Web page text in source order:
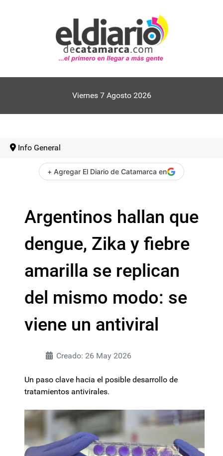
Viernes 7 Agosto 2026
Info General
+ Agregar El Diario de Catamarca en
Argentinos hallan que
dengue, Zika y fiebre
amarilla se replican
del mismo modo: se
viene un antiviral
Creado: 26 May 2026
Un paso clave hacia el posible desarrollo de
tratamientos antivirales.